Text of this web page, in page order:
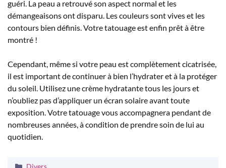
guéri. La peau a retrouvé son aspect normal et les
démangeaisons ont disparu. Les couleurs sont vives et les
contours bien définis. Votre tatouage est enfin prêt à être
montré !
Cependant, même si votre peau est complètement cicatrisée,
il est important de continuer à bien l’hydrater et à la protéger
du soleil. Utilisez une crème hydratante tous les jours et
n’oubliez pas d’appliquer un écran solaire avant toute
exposition. Votre tatouage vous accompagnera pendant de
nombreuses années, à condition de prendre soin de lui au
quotidien.
Catégories
Divers